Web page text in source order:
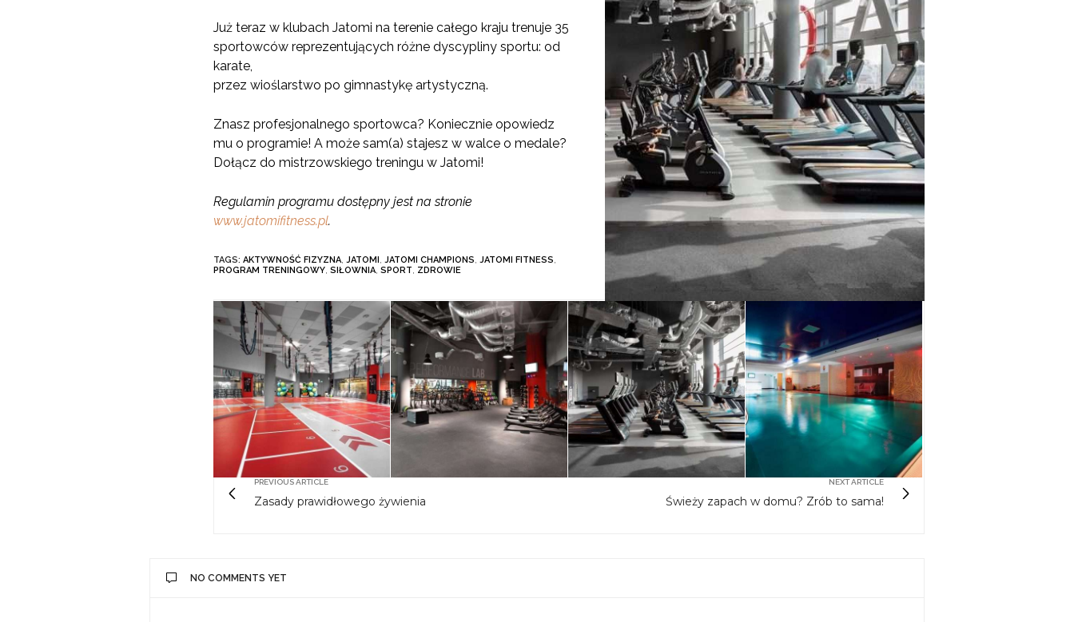
Już teraz w klubach Jatomi na terenie całego kraju trenuje 35
sportowców reprezentujących różne dyscypliny sportu: od
karate,
przez wioślarstwo po gimnastykę artystyczną.
Znasz profesjonalnego sportowca? Koniecznie opowiedz
mu o programie! A może sam(a) stajesz w walce o medale?
Dołącz do mistrzowskiego treningu w Jatomi!
Regulamin programu dostępny jest na stronie
www.jatomifitness.pl.
TAGS: AKTYWNOŚĆ FIZYZNA, JATOMI , JATOMI CHAMPIONS, JATOMI FITNESS,
PROGRAM TRENINGOWY, SIŁOWNIA, SPORT, ZDROWIE
PREVIOUS ARTICLE
Zasady prawidłowego żywienia
NEXT ARTICLE
Świeży zapach w domu? Zrób to sama!
NO COMMENTS YET